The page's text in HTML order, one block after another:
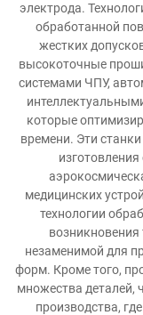
электрода.
обработанной
жестких
высокоточные
системами ЧПУ,
которые
времени. Эти
медицинских
технологии
возникновения
незаменимой для
форм. Кроме того,
множества деталей,
производства,